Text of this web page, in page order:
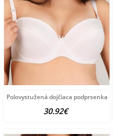
Polovystužená dojčiaca podprsenka
30.92€